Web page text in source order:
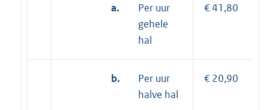
a.
Per uur
gehele
hal
€ 41,80
b.
Per uur
halve hal
€ 20,90